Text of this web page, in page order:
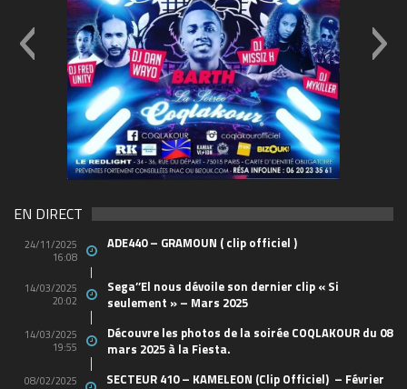
(1)
EN DIRECT
24/11/2025
16:08
ADE440 – GRAMOUN ( clip officiel )
14/03/2025
20:02
Sega’’El nous dévoile son dernier clip « Si
seulement » – Mars 2025
14/03/2025
19:55
Découvre les photos de la soirée COQLAKOUR du 08
mars 2025 à la Fiesta.
08/02/2025
SECTEUR 410 – KAMELEON (Clip Officiel) – Février